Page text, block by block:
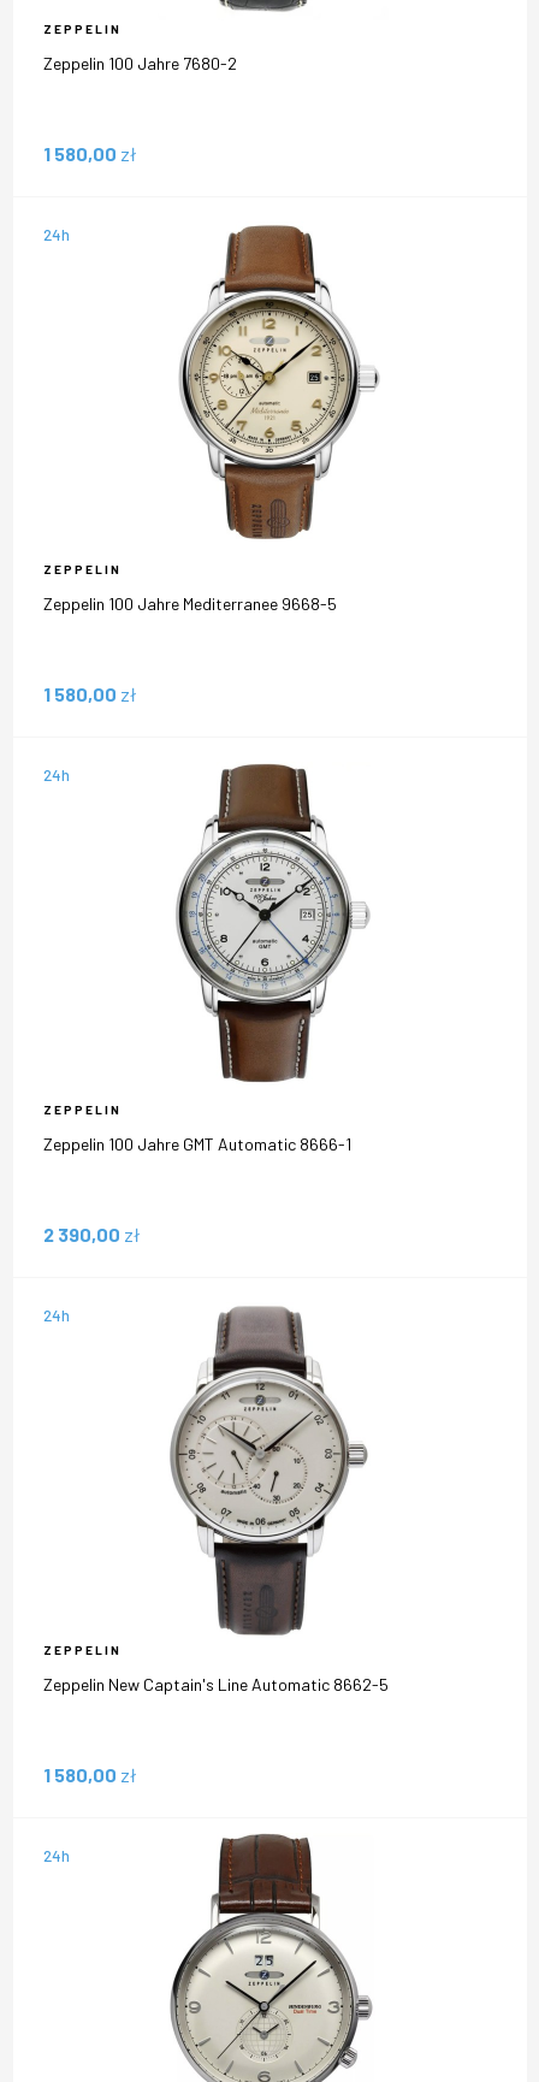
ZEPPELIN
Zeppelin 100 Jahre 7680-2
1 580,00 zł
24h
ZEPPELIN
Zeppelin 100 Jahre Mediterranee 9668-5
1 580,00 zł
24h
ZEPPELIN
Zeppelin 100 Jahre GMT Automatic 8666-1
2 390,00 zł
24h
ZEPPELIN
Zeppelin New Captain's Line Automatic 8662-5
1 580,00 zł
24h